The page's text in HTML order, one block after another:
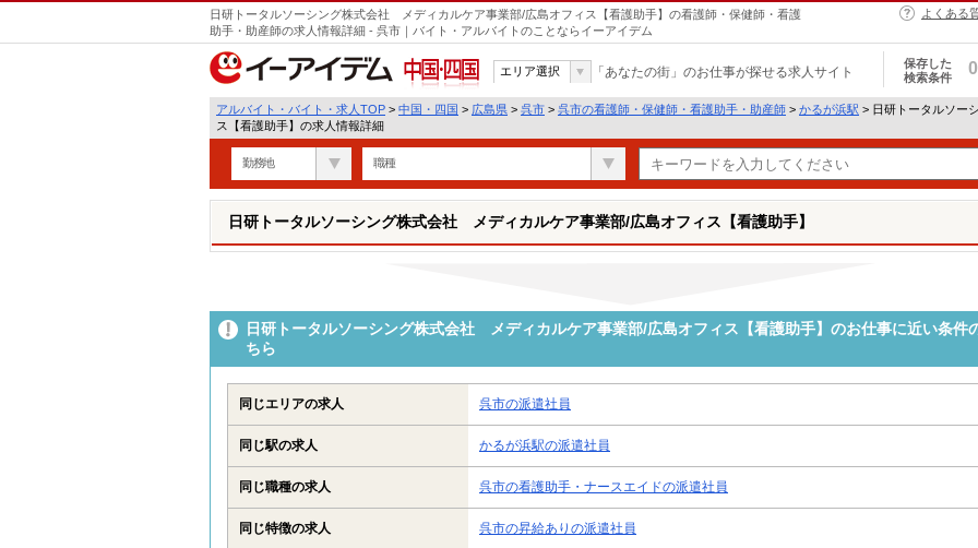
日研トータルソーシング株式会社 メディカルケア事業部/広島オフィス【看護助手】の看護師・保健師・看護
助手・助産師の求人情報詳細 - 呉市｜バイト・アルバイトのことならイーアイデム
よくある
中国・四国
エリア選択 「あなたの街」のお仕事が探せる求人サイト
保存した
検索条件
0
アルバイト・バイト・求人TOP > 中国・四国 > 広島県 > 呉市 > 呉市の看護師・保健師・看護助手・助産師 > かるが浜駅 > 日研トータルソー
ス【看護助手】の求人情報詳細
勤務地 職種
日研トータルソーシング株式会社 メディカルケア事業部/広島オフィス【看護助手】
日研トータルソーシング株式会社 メディカルケア事業部/広島オフィス【看護助手】のお仕事に近い条件
ちら
同じエリアの求人 呉市の派遣社員
同じ駅の求人 かるが浜駅の派遣社員
同じ職種の求人 呉市の看護助手・ナースエイドの派遣社員
同じ特徴の求人 呉市の昇給ありの派遣社員